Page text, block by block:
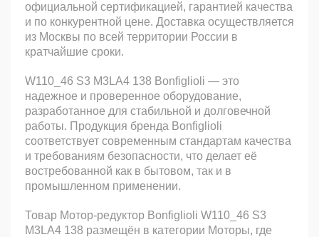
официальной сертификацией, гарантией качества
и по конкурентной цене. Доставка осуществляется
из Москвы по всей территории России в
кратчайшие сроки.
W110_46 S3 M3LA4 138 Bonfiglioli — это
надежное и проверенное оборудование,
разработанное для стабильной и долговечной
работы. Продукция бренда Bonfiglioli
соответствует современным стандартам качества
и требованиям безопасности, что делает её
востребованной как в бытовом, так и в
промышленном применении.
Товар Мотор-редуктор Bonfiglioli W110_46 S3
M3LA4 138 размещён в категории Моторы, где